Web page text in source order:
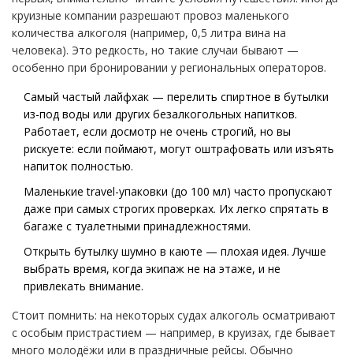
круизные компании разрешают провоз маленького
количества алкоголя (например, 0,5 литра вина на
человека). Это редкость, но такие случаи бывают —
особенно при бронировании у региональных операторов.
Самый частый лайфхак — перелить спиртное в бутылки
из-под воды или других безалкогольных напитков.
Работает, если досмотр не очень строгий, но вы
рискуете: если поймают, могут оштрафовать или изъять
напиток полностью.
Маленькие travel-упаковки (до 100 мл) часто пропускают
даже при самых строгих проверках. Их легко спрятать в
багаже с туалетными принадлежностями.
Открыть бутылку шумно в каюте — плохая идея. Лучше
выбрать время, когда экипаж не на этаже, и не
привлекать внимание.
Стоит помнить: на некоторых судах алкоголь осматривают
с особым пристрастием — например, в круизах, где бывает
много молодёжи или в праздничные рейсы. Обычно